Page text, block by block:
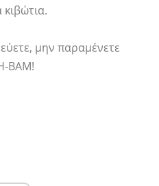
κιβώτια.
μην παραμένετε
BAM!